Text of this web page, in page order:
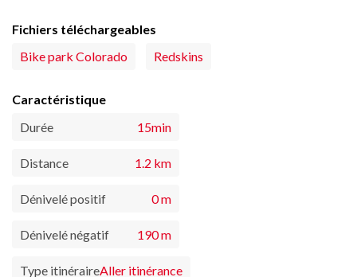
Fichiers téléchargeables
Bike park Colorado
Redskins
Caractéristique
Durée
15min
Distance 1.2 km
Dénivelé positif 0 m
Dénivelé négatif 190 m
Type itinéraireAller itinérance